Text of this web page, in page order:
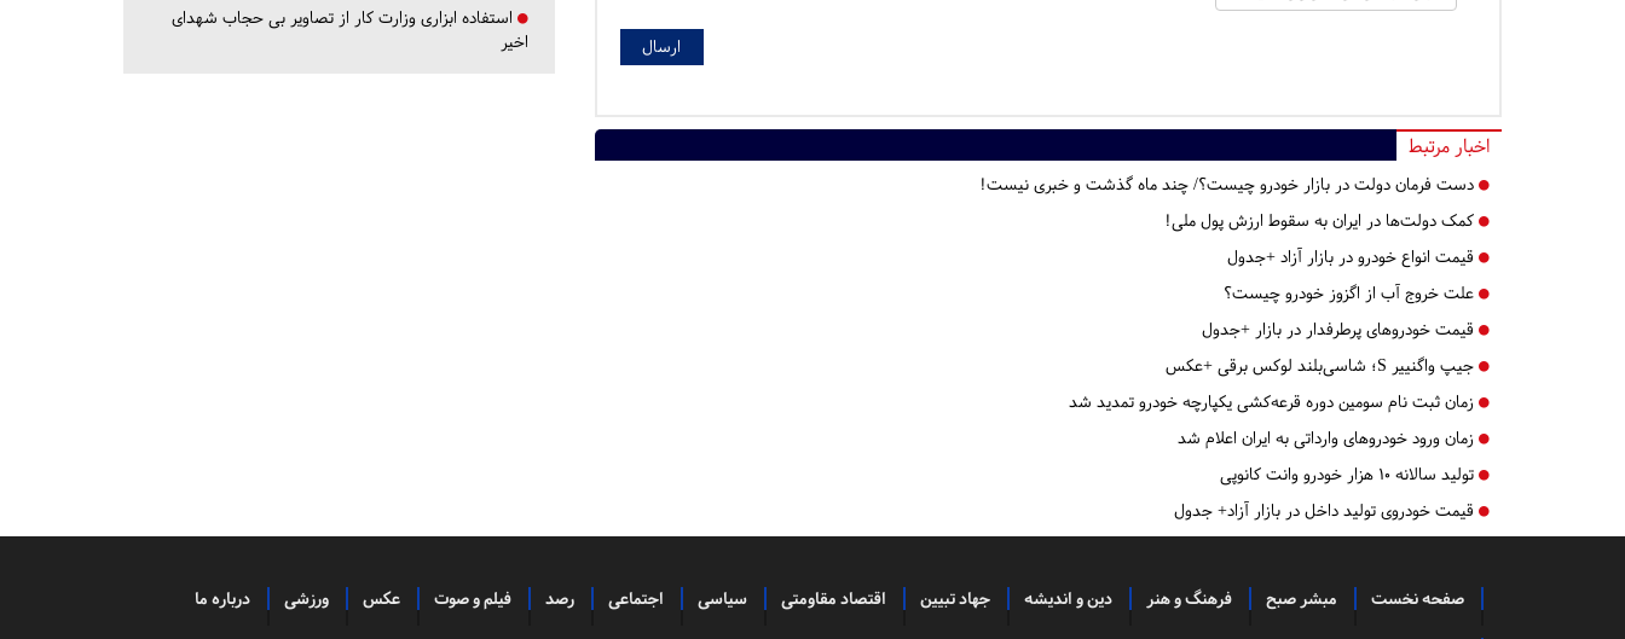
اخبار مرتبط
دست فرمان دولت در بازار خودرو چیست؟/ چند ماه گذشت و خبری نیست!
کمک دولت‌ها در ایران به سقوط ارزش پول ملی!
قیمت انواع خودرو در بازار آزاد +جدول
علت خروج آب از اگزوز خودرو چیست؟
قیمت خودروهای پرطرفدار در بازار +جدول
جیپ واگنییر S؛ شاسی‌بلند لوکس برقی +عکس
زمان ثبت نام سومین دوره قرعه‌کشی یکپارچه خودرو تمدید شد
زمان ورود خودروهای وارداتی به ایران اعلام شد
تولید سالانه ۱۰ هزار خودرو وانت کانوپی
قیمت خودروی تولید داخل در بازار آزاد+ جدول
استفاده ابزاری وزارت کار از تصاویر بی حجاب شهدای
اخیر
صفحه نخست مبشر صبح فرهنگ و هنر دین و اندیشه جهاد تبیین اقتصاد مقاومتی سیاسی اجتماعی رصد فیلم و صوت عکس ورزشی درباره ما